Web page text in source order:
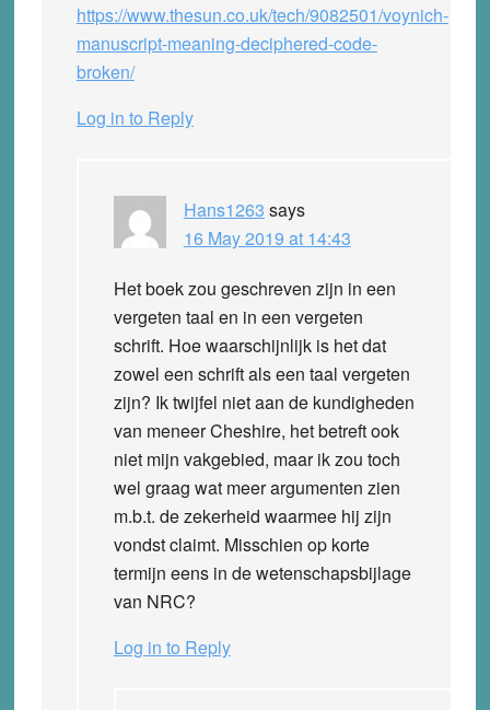
https://www.thesun.co.uk/tech/9082501/voynich-
manuscript-meaning-deciphered-code-
broken/
Log in to Reply
Hans1263 says
16 May 2019 at 14:43
Het boek zou geschreven zijn in een
vergeten taal en in een vergeten
schrift. Hoe waarschijnlijk is het dat
zowel een schrift als een taal vergeten
zijn? Ik twijfel niet aan de kundigheden
van meneer Cheshire, het betreft ook
niet mijn vakgebied, maar ik zou toch
wel graag wat meer argumenten zien
m.b.t. de zekerheid waarmee hij zijn
vondst claimt. Misschien op korte
termijn eens in de wetenschapsbijlage
van NRC?
Log in to Reply